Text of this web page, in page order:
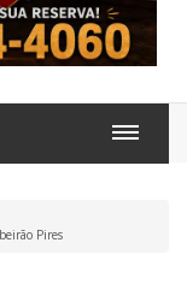
Pires